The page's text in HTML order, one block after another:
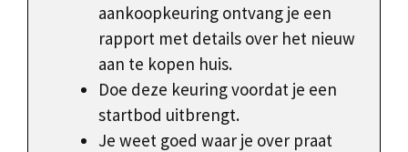
aankoopkeuring ontvang je een
rapport met details over het nieuw
aan te kopen huis.
Doe deze keuring voordat je een
startbod uitbrengt.
Je weet goed waar je over praat